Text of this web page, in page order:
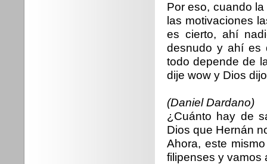
Por eso, cuando
las motivaciones
es cierto, ahí
desnudo y ahí es
todo depende de
dije wow y Dios
(Daniel Dardano)
¿Cuánto hay de
Dios que Hernán
Ahora, este
filipenses y vamos